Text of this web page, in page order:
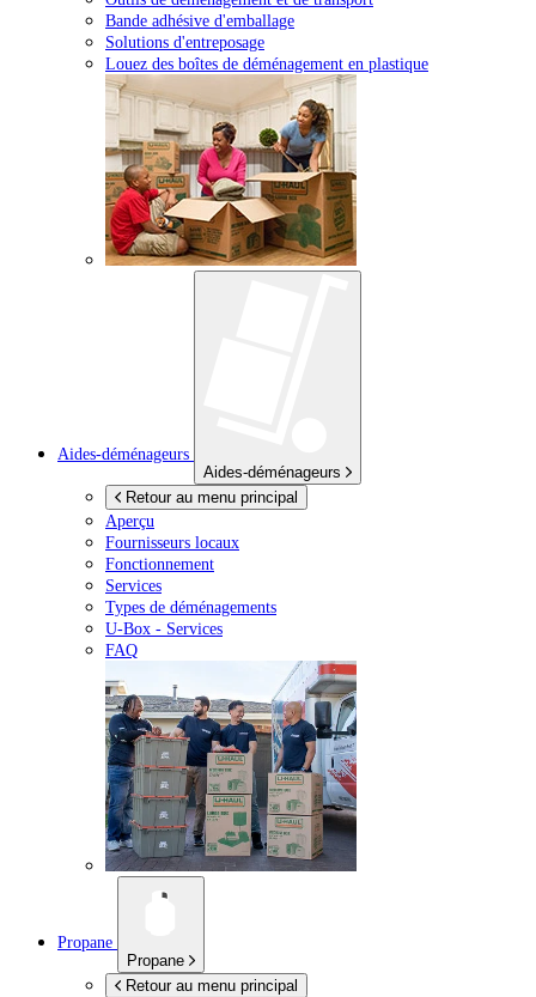
Bande adhésive d'emballage
Solutions d'entreposage
Louez des boîtes de déménagement en plastique
Aides-déménageurs
Aides-déménageurs
Retour au menu principal
Aperçu
Fournisseurs locaux
Fonctionnement
Services
Types de déménagements
U-Box - Services
FAQ
Propane
Propane
Retour au menu principal